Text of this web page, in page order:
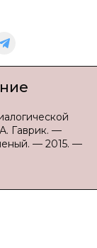
Гаврик. —
— 2015. —